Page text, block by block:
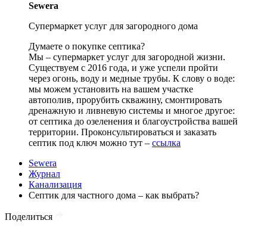
Sewera
Супермаркет услуг для загородного дома
Думаете о покупке септика?
Мы – супермаркет услуг для загородной жизни.
Существуем с 2016 года, и уже успели пройти
через огонь, воду и медные трубы. К слову о воде:
мы можем установить на вашем участке
автополив, прорубить скважину, смонтировать
дренажную и ливневую системы и многое другое:
от септика до озеленения и благоустройства вашей
территории. Проконсультироваться и заказать
септик под ключ можно тут – ссылка
Sewera
Журнал
Канализация
Септик для частного дома – как выбрать?
Поделиться